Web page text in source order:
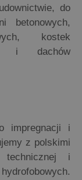
do
betonowych,
kostek
i dachów
impregnacji i
z polskimi
technicznej i